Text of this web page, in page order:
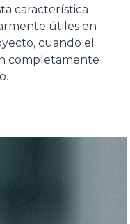
característica
útiles en
cuando el
completamente